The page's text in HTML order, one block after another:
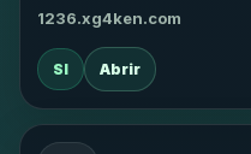
1236.xg4ken.com
SI Abrir